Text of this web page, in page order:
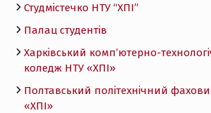
Студмістечко НТУ “ХПІ”
Палац студентів
Харківський комп’ютерно-
коледж НТУ «ХПI»
Полтавський політехнічний
«ХПI»